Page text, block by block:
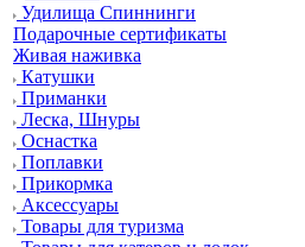
Удилища Спиннинги
Подарочные сертификаты
Живая наживка
Катушки
Приманки
Леска, Шнуры
Оснастка
Поплавки
Прикормка
Аксессуары
Товары для туризма